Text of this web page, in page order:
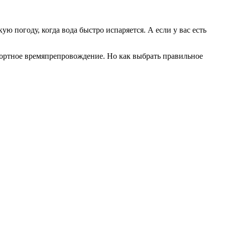
погоду, когда вода быстро испаряется. А если у вас есть
времяпрепровождение. Но как выбрать правильное